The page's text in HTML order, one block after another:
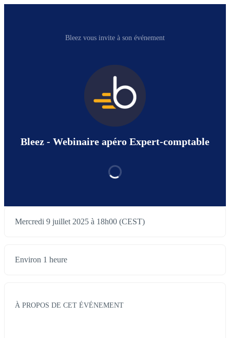
Bleez vous invite à son événement
Bleez - Webinaire apéro Expert-comptable
Mercredi 9 juillet 2025 à 18h00 (CEST)
Environ 1 heure
À PROPOS DE CET ÉVÉNEMENT